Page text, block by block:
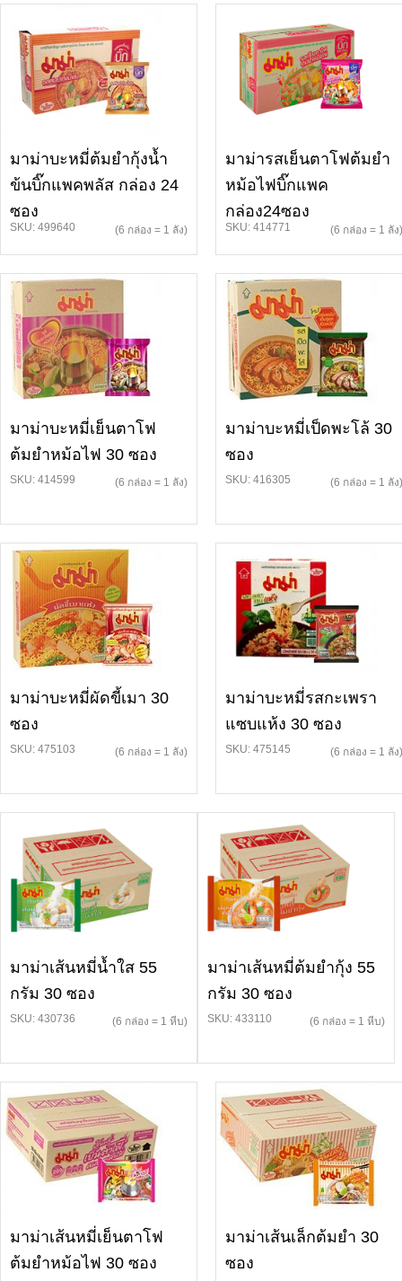
มาม่าบะหมี่ต้มยำกุ้งน้ำ
ข้นบิ๊กแพคพลัส กล่อง 24
ซอง
SKU: 499640 (6 กล่อง = 1 ลัง)
มาม่ารสเย็นตาโฟต้มยำ
หม้อไฟบิ๊กแพค
กล่อง24ซอง
SKU: 414771 (6 กล่อง = 1 ลัง)
มาม่าบะหมี่เย็นตาโฟ
ต้มยำหม้อไฟ 30 ซอง
SKU: 414599 (6 กล่อง = 1 ลัง)
มาม่าบะหมี่เป็ดพะโล้ 30
ซอง
SKU: 416305 (6 กล่อง = 1 ลัง)
มาม่าบะหมี่ผัดขี้เมา 30
ซอง
SKU: 475103 (6 กล่อง = 1 ลัง)
มาม่าบะหมี่รสกะเพรา
แซบแห้ง 30 ซอง
SKU: 475145 (6 กล่อง = 1 ลัง)
มาม่าเส้นหมี่น้ำใส 55
กรัม 30 ซอง
SKU: 430736 (6 กล่อง = 1 หีบ)
มาม่าเส้นหมี่ต้มยำกุ้ง 55
กรัม 30 ซอง
SKU: 433110 (6 กล่อง = 1 หีบ)
มาม่าเส้นหมี่เย็นตาโฟ
ต้มยำหม้อไฟ 30 ซอง
มาม่าเส้นเล็กต้มยำ 30
ซอง